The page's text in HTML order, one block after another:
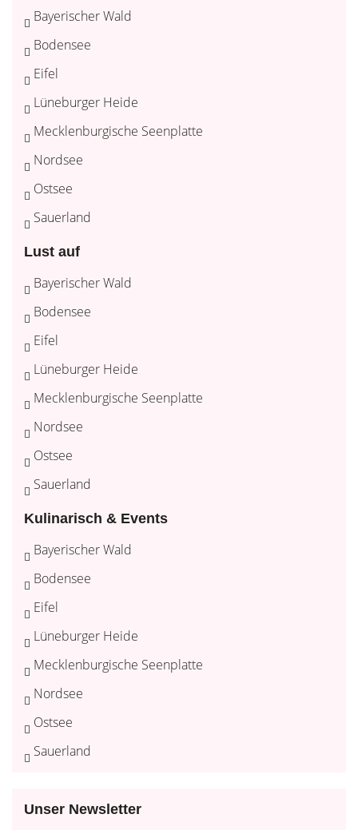
Bayerischer Wald
Bodensee
Eifel
Lüneburger Heide
Mecklenburgische Seenplatte
Nordsee
Ostsee
Sauerland
Lust auf
Bayerischer Wald
Bodensee
Eifel
Lüneburger Heide
Mecklenburgische Seenplatte
Nordsee
Ostsee
Sauerland
Kulinarisch & Events
Bayerischer Wald
Bodensee
Eifel
Lüneburger Heide
Mecklenburgische Seenplatte
Nordsee
Ostsee
Sauerland
Unser Newsletter